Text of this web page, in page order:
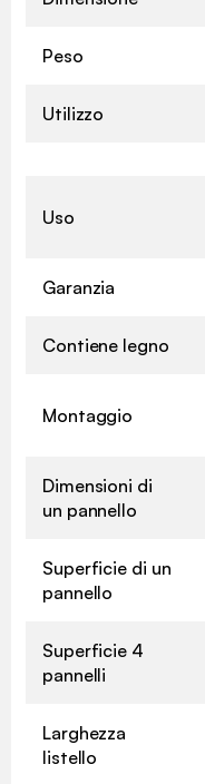
Peso
Utilizzo
Uso
Garanzia
Contiene legno
Montaggio
Dimensioni di
un pannello
Superficie di un
pannello
Superficie 4
pannelli
Larghezza
listello